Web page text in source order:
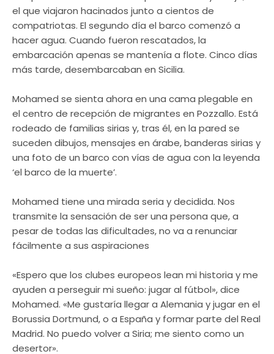
el que viajaron hacinados junto a cientos de
compatriotas. El segundo día el barco comenzó a
hacer agua. Cuando fueron rescatados, la
embarcación apenas se mantenía a flote. Cinco días
más tarde, desembarcaban en Sicilia.
Mohamed se sienta ahora en una cama plegable en
el centro de recepción de migrantes en Pozzallo. Está
rodeado de familias sirias y, tras él, en la pared se
suceden dibujos, mensajes en árabe, banderas sirias y
una foto de un barco con vías de agua con la leyenda
‘el barco de la muerte’.
Mohamed tiene una mirada seria y decidida. Nos
transmite la sensación de ser una persona que, a
pesar de todas las dificultades, no va a renunciar
fácilmente a sus aspiraciones
«Espero que los clubes europeos lean mi historia y me
ayuden a perseguir mi sueño: jugar al fútbol», dice
Mohamed. «Me gustaría llegar a Alemania y jugar en el
Borussia Dortmund, o a España y formar parte del Real
Madrid. No puedo volver a Siria; me siento como un
desertor».